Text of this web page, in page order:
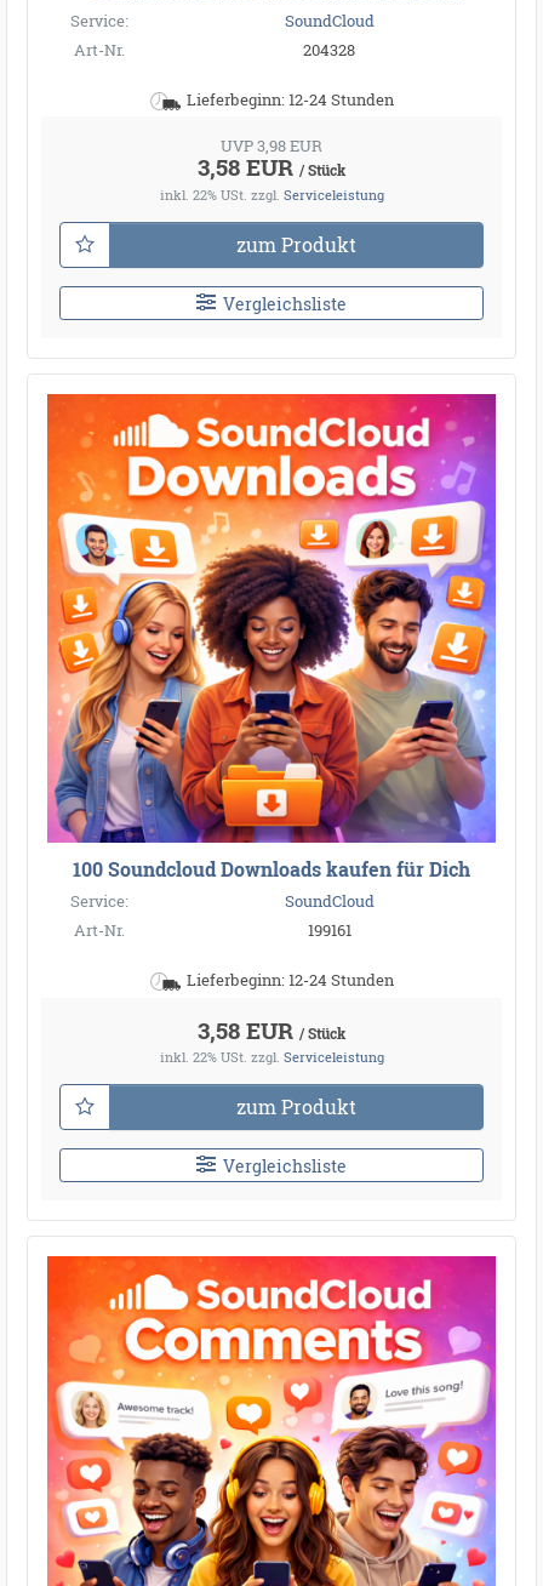
Service:
SoundCloud
Art-Nr.
204328
Lieferbeginn: 12-24 Stunden
UVP 3,98 EUR
3,58 EUR / Stück
inkl. 22% USt. zzgl. Serviceleistung
zum Produkt
Vergleichsliste
100 Soundcloud Downloads kaufen für Dich
Service:
SoundCloud
Art-Nr.
199161
Lieferbeginn: 12-24 Stunden
3,58 EUR / Stück
inkl. 22% USt. zzgl. Serviceleistung
zum Produkt
Vergleichsliste